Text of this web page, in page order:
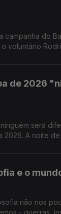
campanha do
voluntário
de 2026
será
2026. A noite
e o
não nos
- guerras,